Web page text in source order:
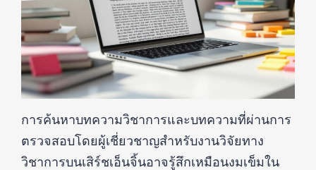
การค้นหาบทความวิชาการและบทความที่ผ่านการ
ตรวจสอบโดยผู้เชี่ยวชาญสำหรับงานวิจัยทาง
วิชาการบนเสิร์ชเอ็นจิ้นอาจรู้สึกเหมือนงมเข็มใน